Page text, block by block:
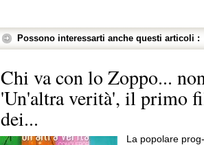
Possono interessarti anche questi articoli :
Chi va con lo Zoppo...
'Un'altra verità', il primo
dei...
La popolare